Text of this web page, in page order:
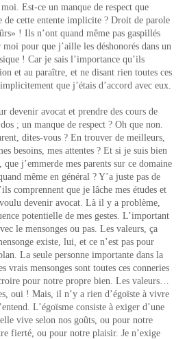
Est-ce un manque de respect que
de cette entente implicite ? Droit de parole
! Ils n’ont quand même pas gaspillés
moi pour que j’aille les déshonorés dans un
! Car je sais l’importance qu’ils
et au paraître, et ne disant rien toutes ces
que j’étais d’accord avec eux.
devenir avocat et prendre des cours de
; un manque de respect ? Oh que non.
dites-vous ? En trouver de meilleurs,
besoins, mes attentes ? Et si je suis bien
que j’emmerde mes parents sur ce domaine
même en général ? Y’a juste pas de
comprennent que je lâche mes études et
devenir avocat. Là il y a problème,
potentielle de mes gestes. L’important
le mensonges ou pas. Les valeurs, ça
existe, lui, et ce n’est pas pour
La seule personne importante dans la
vrais mensonges sont toutes ces conneries
pour notre propre bien. Les valeurs…
oui ! Mais, il n’y a rien d’égoïste à vivre
L’égoïsme consiste à exiger d’une
vive selon nos goûts, ou pour notre
fierté, ou pour notre plaisir. Je n’exige